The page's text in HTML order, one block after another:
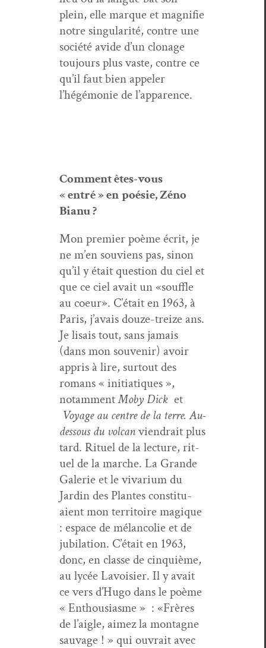
plein, elle mar­que et mag­ni­fie
notre sin­gu­lar­ité, con­tre une
société avide d’un clon­age
tou­jours plus vaste, con­tre ce
qu’il faut bien appel­er
l’hégémonie de l’apparence.
Com­mentêtes-vous
«entré»enpoésie,Zéno
Bianu?
Mon pre­mier poème écrit, je
ne m’en sou­viens pas, sinon
qu’il y était ques­tion du ciel et
que ce ciel avait un «souf­fle
au coeur». C’était en 1963, à
Paris, j’avais douze-treize ans.
Je lisais tout, sans jamais
(dans mon sou­venir) avoir
appris à lire, surtout des
romans « ini­ti­a­tiques »,
notam­mentMoby Dick et
Voy­age au cen­tre de la terre. Au-
dessous du vol­canviendrait plus
tard. Rit­uel de la lec­ture, rit­
uel de la marche. La Grande
Galerie et le vivar­i­um du
Jardin des Plantes con­sti­tu­
aient mon ter­ri­toire mag­ique
: espace de mélan­col­ie et de
jubi­la­tion. C’était en 1963,
donc, en classe de cinquième,
au lycée Lavoisi­er. Il y avait
ce vers d’Hugo dans le poème
« Ent­hou­si­asme » : «Frères
de l’aigle, aimez la mon­tagne
sauvage ! » qui ouvrait avec